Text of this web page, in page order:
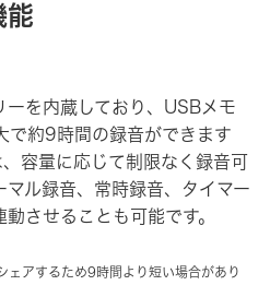
能
を内蔵しており、USBメモ
で約9時間の録音ができます
容量に応じて制限なく録音可
マル録音、常時録音、タイマー
させることも可能です。
アするため9時間より短い場合があり